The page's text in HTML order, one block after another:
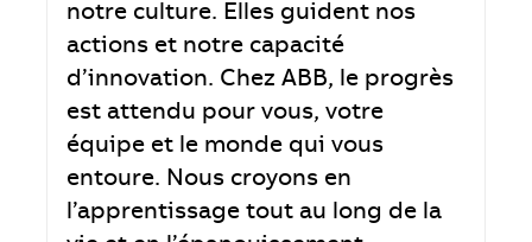
notre culture. Elles guident nos
actions et notre capacité
d’innovation. Chez ABB, le progrès
est attendu pour vous, votre
équipe et le monde qui vous
entoure. Nous croyons en
l’apprentissage tout au long de la